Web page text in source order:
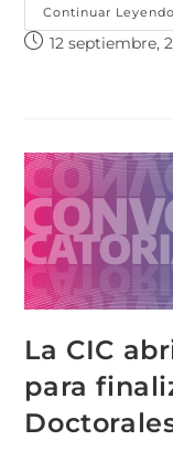
Continuar Leyendo
12 septiembre,
La CIC
para